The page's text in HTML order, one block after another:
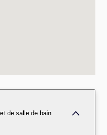
de salle de bain